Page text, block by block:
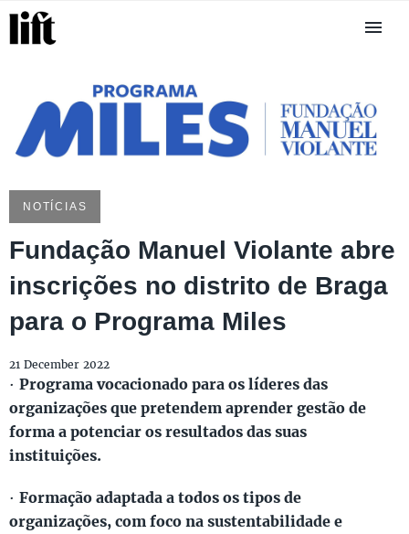
NOTÍCIAS
Fundação Manuel Violante abre
inscrições no distrito de Braga
para o Programa Miles
21 December 2022
· Programa vocacionado para os líderes das
organizações que pretendem aprender gestão de
forma a potenciar os resultados das suas
instituições.
· Formação adaptada a todos os tipos de
organizações, com foco na sustentabilidade e